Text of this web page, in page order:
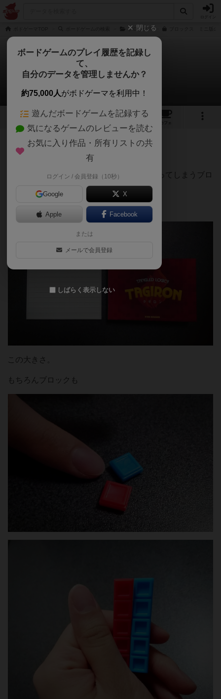
ブロックス
ブロックス：ミニ版
まりさんのレビュー
5 2
カフェ
376名 2名 0 7年弱前
レーティングが非公開に設定されたユーザー
ボードゲーム史上最軽量なのでは！？と思ってしまうブロ
タギロンと比べました。
この大きさ。
もちろんブロックも
閉じる
ボードゲームのプレイ履歴を記録し
て、
自分のデータを管理しませんか？
約75,000人がボドゲーマを利用中！
遊んだボードゲームを記録する
気になるゲームのレビューを読む
お気に入り作品・所有リストの共
有
ログイン / 会員登録（10秒）
Google X
Apple Facebook
または
メールで会員登録
しばらく表示しない